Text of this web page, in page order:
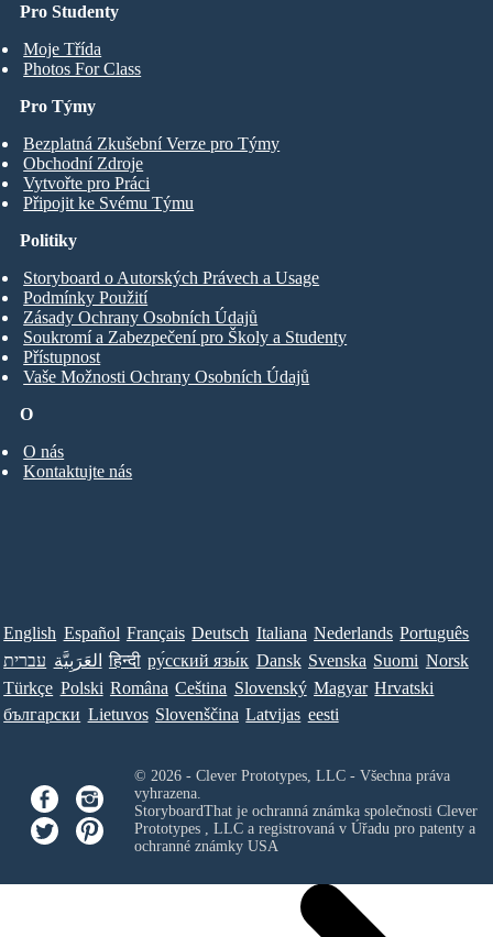
Pro Studenty
Moje Třída
Photos For Class
Pro Týmy
Bezplatná Zkušební Verze pro Týmy
Obchodní Zdroje
Vytvořte pro Práci
Připojit ke Svému Týmu
O
O nás
Kontaktujte nás
Politiky
Storyboard o Autorských Právech a Usage
Podmínky Použití
Zásady Ochrany Osobních Údajů
Soukromí a Zabezpečení pro Školy a Studenty
Přístupnost
Vaše Možnosti Ochrany Osobních Údajů
English Español Français Deutsch Italiana Nederlands Português
עברית العَرَبِيَّة हिन्दी ру́сский язы́к Dansk Svenska Suomi Norsk
Türkçe Polski Româna Ceština Slovenský Magyar Hrvatski
български Lietuvos Slovenščina Latvijas eesti
© 2026 - Clever Prototypes, LLC - Všechna práva
vyhrazena.
StoryboardThat je ochranná známka společnosti Clever
Prototypes , LLCa registrovaná v Úřadu pro patenty a
ochranné známky USA